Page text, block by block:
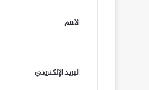
*
الاسم
البريد الإلكتروني